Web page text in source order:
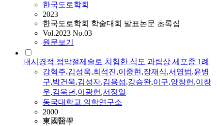
한국도로학회
2023
한국도로학회 학술대회 발표논문 초록집
Vol.2023 No.03
원문보기
내시경적 점막절제술로 치험한 식도 과립상 세포종 1례
강혁주,김성욱,최석진,이중현,장재식,서영범,윤병
구,박건욱,김성자,김용섭,강승완,이구,양창헌,이창
우,김욱년,이광헌,서정일
동국대학교 의학연구소
2000
東國醫學